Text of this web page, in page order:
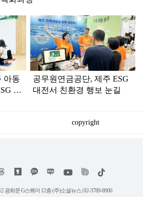
아동
교
공무원연금공단, 제주 ESG
대전서 친환경 행보 눈길
copyright
위
트
틱
광화문 G스퀘어 12층 (주)소셜뉴스 | 02-3789-8900